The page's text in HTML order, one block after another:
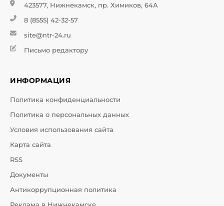
423577, Нижнекамск, пр. Химиков, 64А
8 (8555) 42-32-57
site@ntr-24.ru
Письмо редактору
ИНФОРМАЦИЯ
Политика конфиденциальности
Политика о персональных данных
Условия использования сайта
Карта сайта
RSS
Документы
Антикоррупционная политика